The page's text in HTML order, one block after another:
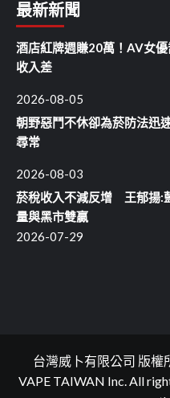
最新新聞
酒店紅牌週賺20萬！AV女
收入差
2026-08-05
朝野惡鬥不休卻為菸防法
尋常
2026-08-03
菸稅收入不減反增 王郁揚:
量與黑市雙贏
2026-07-29
台灣威卜有限公司 版
VAPE TAIWAN Inc. All